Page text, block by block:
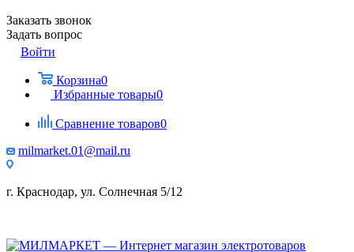
Заказать звонок
Задать вопрос
Войти
Корзина0
Избранные товары0
Сравнение товаров0
milmarket.01@mail.ru
г. Краснодар, ул. Солнечная 5/12